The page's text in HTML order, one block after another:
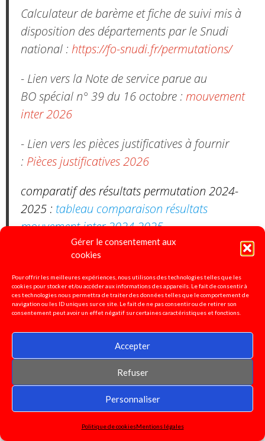
Gérer le consentement aux
cookies
Pour offrir les meilleures expériences, nous utilisons des technologies telles que les
cookies pour stocker et/ou accéder aux informations des appareils. Le fait de consentir à
ces technologies nous permettra de traiter des données telles que le comportement de
navigation ou les ID uniques sur ce site. Le fait de ne pas consentir ou de retirer son
consentement peut avoir un effet négatif sur certaines caractéristiques et fonctions.
Accepter
Refuser
Personnaliser
Politique de cookiesMentions légales
Calculateur de barème et fiche de suivi mis à
disposition des départements par le Snudi
national : https://fo-snudi.fr/permutations/
- Lien vers la Note de service parue au
BO spécial n° 39 du 16 octobre : mouvement
inter 2026
- Lien vers les pièces justificatives à fournir
: Pièces justificatives 2026
comparatif des résultats permutation 2024-
2025 : tableau comparaison résultats
mouvement inter 2024.2025
- Lien vers les lignes directrices de gestion du
22 octobre 2024 :LDG mobilité
-Lien vers les lignes directrices de gestion PPCR
décembre 2024 :
LDG PPCR
Pétition pour la défense de
l'enseignement spécialisé!
Signez ici!